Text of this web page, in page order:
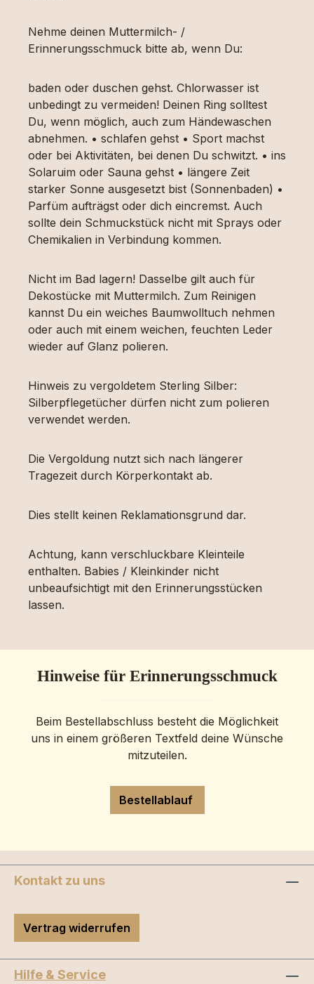
Nehme deinen Muttermilch- /
Erinnerungsschmuck bitte ab, wenn Du:
baden oder duschen gehst. Chlorwasser ist
unbedingt zu vermeiden! Deinen Ring solltest
Du, wenn möglich, auch zum Händewaschen
abnehmen. • schlafen gehst • Sport machst
oder bei Aktivitäten, bei denen Du schwitzt. • ins
Solaruim oder Sauna gehst • längere Zeit
starker Sonne ausgesetzt bist (Sonnenbaden) •
Parfüm aufträgst oder dich eincremst. Auch
sollte dein Schmuckstück nicht mit Sprays oder
Chemikalien in Verbindung kommen.
Nicht im Bad lagern! Dasselbe gilt auch für
Dekostücke mit Muttermilch. Zum Reinigen
kannst Du ein weiches Baumwolltuch nehmen
oder auch mit einem weichen, feuchten Leder
wieder auf Glanz polieren.
Hinweis zu vergoldetem Sterling Silber:
Silberpflegetücher dürfen nicht zum polieren
verwendet werden.
Die Vergoldung nutzt sich nach längerer
Tragezeit durch Körperkontakt ab.
Dies stellt keinen Reklamationsgrund dar.
Achtung, kann verschluckbare Kleinteile
enthalten. Babies / Kleinkinder nicht
unbeaufsichtigt mit den Erinnerungsstücken
lassen.
Hinweise für Erinnerungsschmuck
Beim Bestellabschluss besteht die Möglichkeit
uns in einem größeren Textfeld deine Wünsche
mitzuteilen.
Bestellablauf
Kontakt zu uns
Vertrag widerrufen
Hilfe & Service